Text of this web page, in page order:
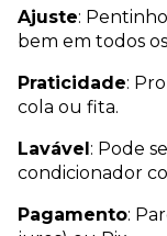
Ajuste:
bem em todos
Praticidade:
cola ou fita.
Lavável: Pode
condicionador
Pagamento: